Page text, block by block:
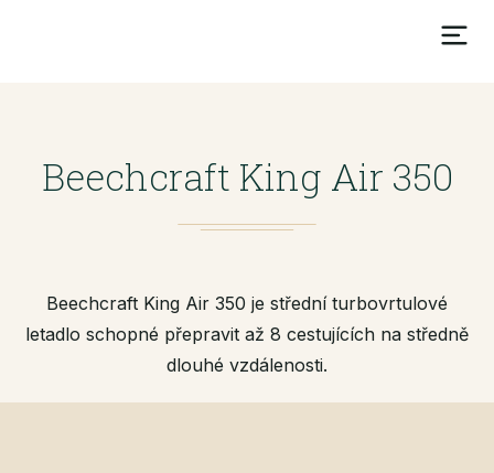
Beechcraft King Air 350
Beechcraft King Air 350 je střední turbovrtulové
letadlo schopné přepravit až 8 cestujících na středně
dlouhé vzdálenosti.